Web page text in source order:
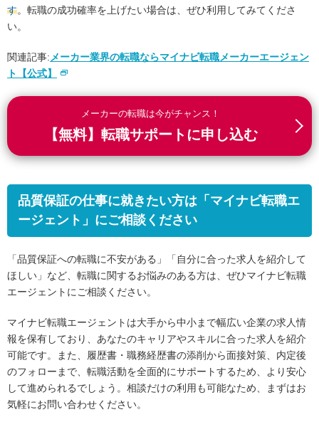
す。転職の成功確率を上げたい場合は、ぜひ利用してみてくださ
い。
関連記事: メーカー業界の転職ならマイナビ転職メーカーエージェン
ト【公式】
メーカーの転職は今がチャンス！
【無料】転職サポートに申し込む
品質保証の仕事に就きたい方は「マイナビ転職エ
ージェント」にご相談ください
「品質保証への転職に不安がある」「自分に合った求人を紹介して
ほしい」など、転職に関するお悩みのある方は、ぜひマイナビ転職
エージェントにご相談ください。
マイナビ転職エージェントは大手から中小まで幅広い企業の求人情
報を保有しており、あなたのキャリアやスキルに合った求人を紹介
可能です。また、履歴書・職務経歴書の添削から面接対策、内定後
のフォローまで、転職活動を全面的にサポートするため、より安心
して進められるでしょう。相談だけの利用も可能なため、まずはお
気軽にお問い合わせください。